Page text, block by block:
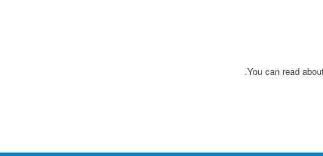
You can read